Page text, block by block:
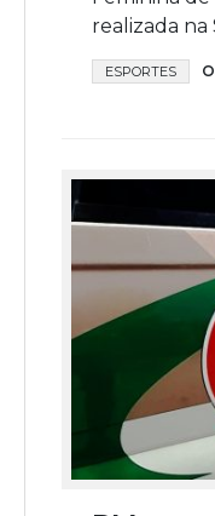
realizada na
ESPORTES